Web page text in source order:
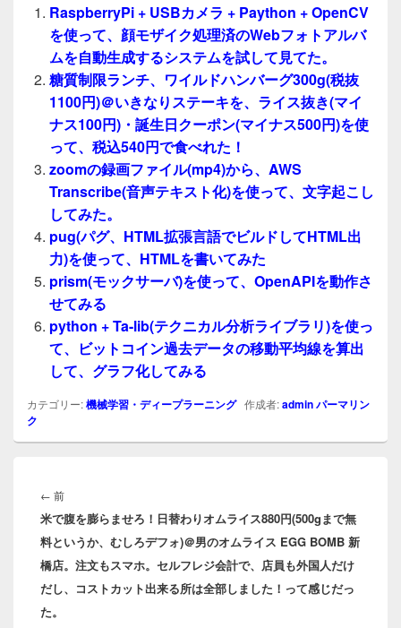
RaspberryPi + USBカメラ + Paython + OpenCV
を使って、顔モザイク処理済のWebフォトアルバ
ムを自動生成するシステムを試して見てた。
糖質制限ランチ、ワイルドハンバーグ300g(税抜
1100円)＠いきなりステーキを、ライス抜き(マイ
ナス100円)・誕生日クーポン(マイナス500円)を使
って、税込540円で食べれた！
zoomの録画ファイル(mp4)から、AWS
Transcribe(音声テキスト化)を使って、文字起こし
してみた。
pug(パグ、HTML拡張言語でビルドしてHTML出
力)を使って、HTMLを書いてみた
prism(モックサーバ)を使って、OpenAPIを動作さ
せてみる
python + Ta-lib(テクニカル分析ライブラリ)を使っ
て、ビットコイン過去データの移動平均線を算出
して、グラフ化してみる
カテゴリー:機械学習・ディープラーニング作成者:adminパーマリン
ク
稿
ナ
ビ
ゲ
ー
シ
ョ
← 前前
の
投
稿:
米で腹を膨らませろ！日替わりオムライス880円(500gまで無
料というか、むしろデフォ)＠男のオムライス EGG BOMB 新
橋店。注文もスマホ。セルフレジ会計で、店員も外国人だけ
だし、コストカット出来る所は全部しました！って感じだっ
た。